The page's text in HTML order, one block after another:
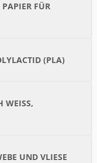
FÜR
(PLA)
G
UND VLIESE